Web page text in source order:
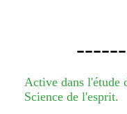
Active dans l'étude
Science de l'esprit.